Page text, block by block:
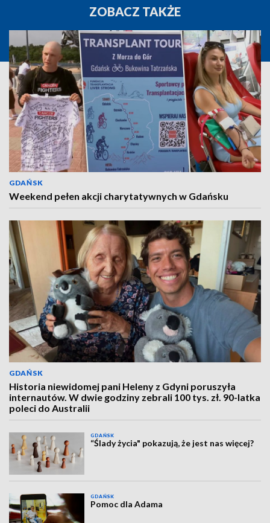
ZOBACZ TAKŻE
GDAŃSK
Weekend pełen akcji charytatywnych w Gdańsku
GDAŃSK
Historia niewidomej pani Heleny z Gdyni poruszyła
internautów. W dwie godziny zebrali 100 tys. zł. 90-latka
poleci do Australii
GDAŃSK
“Ślady życia" pokazują, że jest nas więcej?
GDAŃSK
Pomoc dla Adama